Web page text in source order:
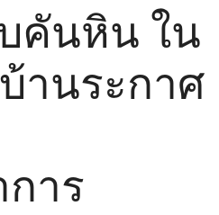
คันหิน ใน
านระกาศ
าร